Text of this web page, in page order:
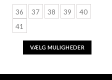
36 37 38 39
40
41
VÆLG MULIGHEDER